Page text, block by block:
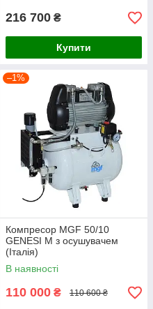
216 700 ₴
Купити
–1%
Компресор MGF 50/10
GENESI M з осушувачем
(Італія)
В наявності
110 000 ₴ 110 600 ₴